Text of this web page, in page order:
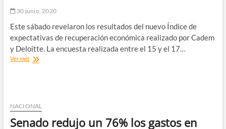
la
Presidente
30 junio, 2020
Este sábado revelaron los resultados del nuevo Índice de
expectativas de recuperación económica realizado por Cadem
y Deloitte. La encuesta realizada entre el 15 y el 17…
Ver más72%
económica
es
mala
NACIONAL
Senado redujo un 76% los gastos en